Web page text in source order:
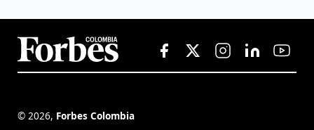
© 2026, Forbes Colombia